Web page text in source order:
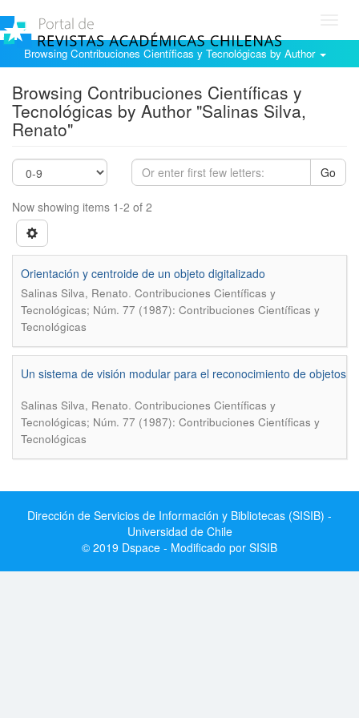
Browsing Contribuciones Científicas y Tecnológicas by Author
Browsing Contribuciones Científicas y
Tecnológicas by Author "Salinas Silva,
Renato"
Go
Now showing items 1-2 of 2
Orientación y centroide de un objeto digitalizado
Salinas Silva, Renato. Contribuciones Científicas y
Tecnológicas; Núm. 77 (1987): Contribuciones Científicas y
Tecnológicas
Un sistema de visión modular para el reconocimiento de objetos
Salinas Silva, Renato. Contribuciones Científicas y
Tecnológicas; Núm. 77 (1987): Contribuciones Científicas y
Tecnológicas
Dirección de Servicios de Información y Bibliotecas (SISIB) -
Universidad de Chile
© 2019 Dspace - Modificado por SISIB